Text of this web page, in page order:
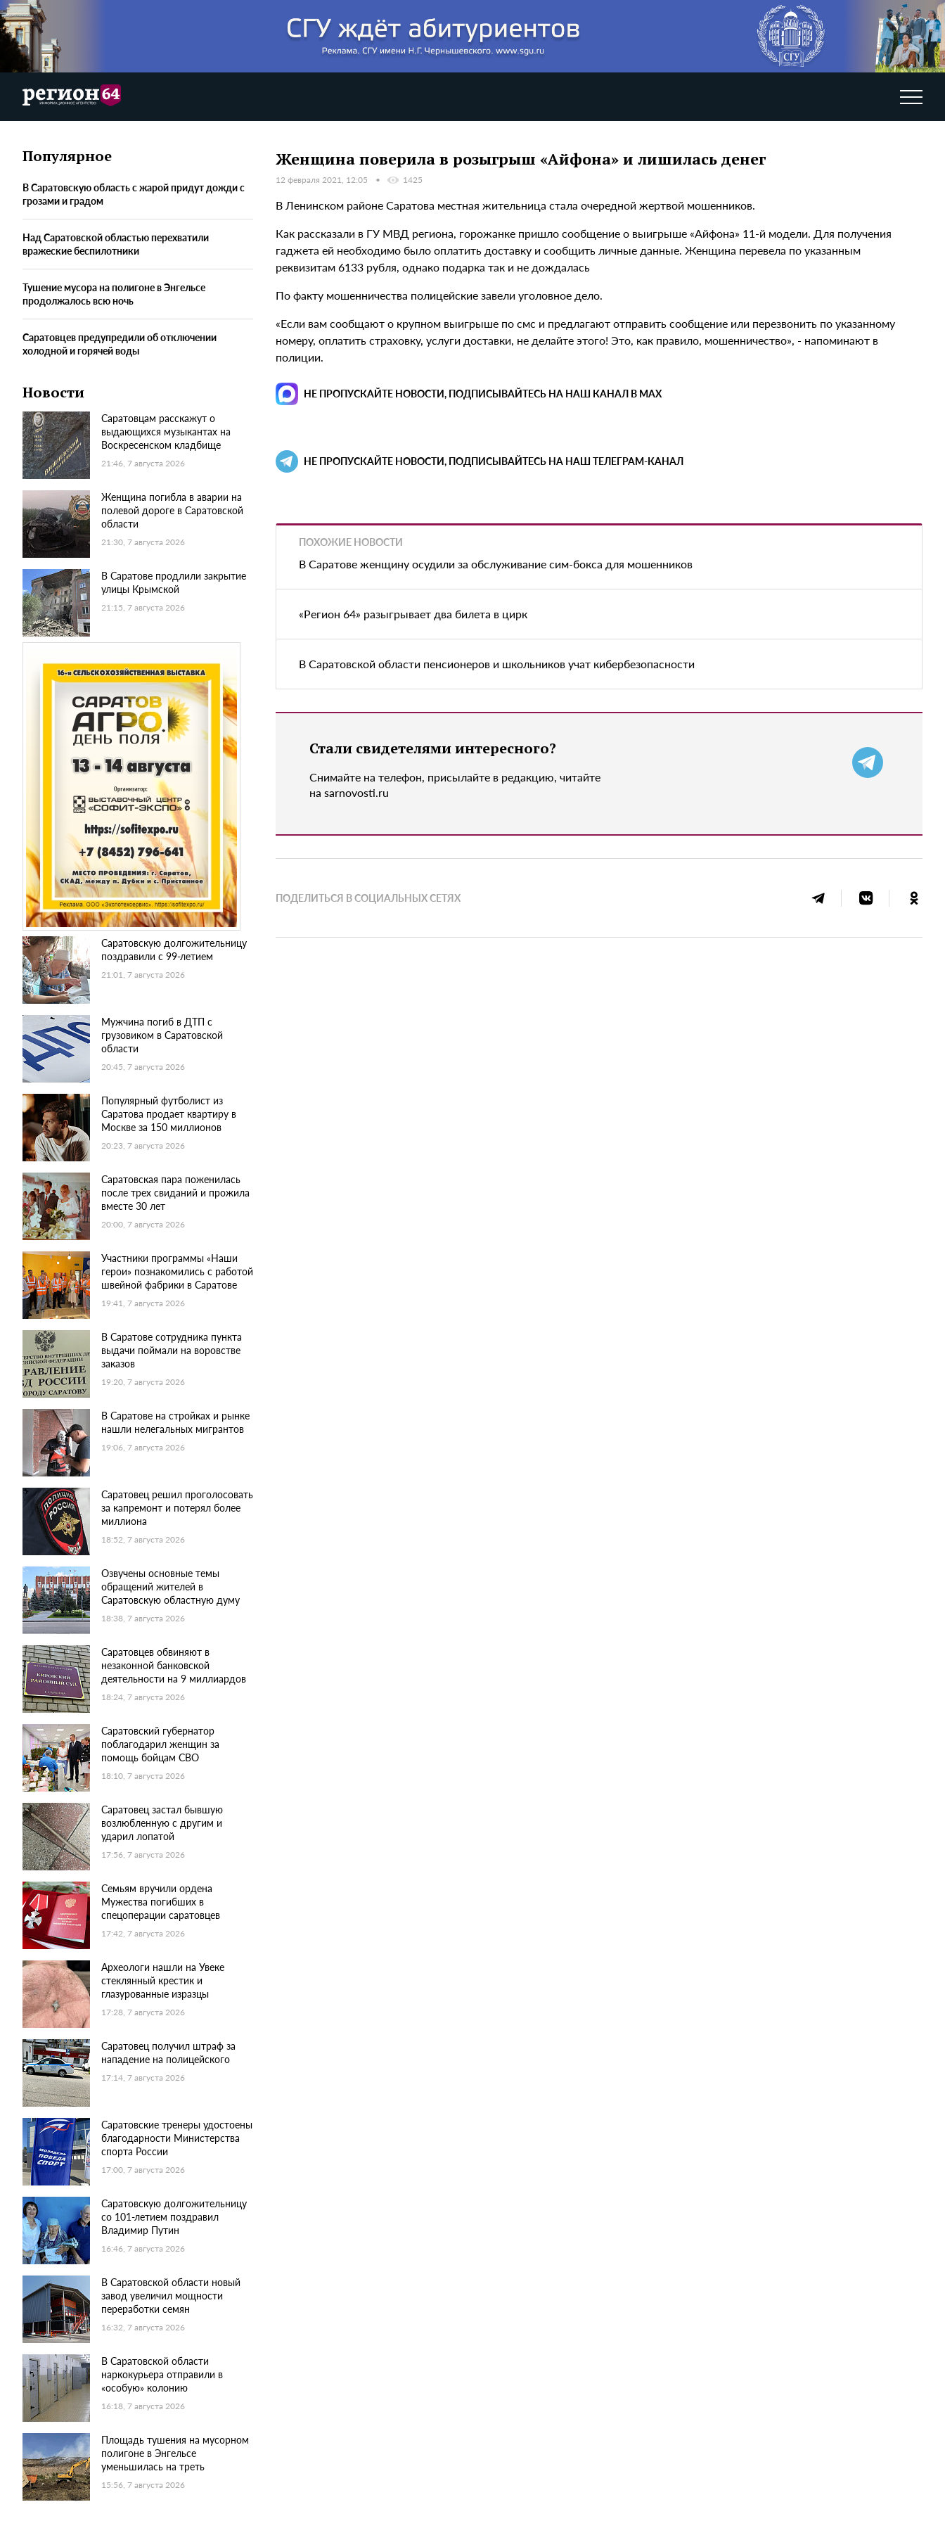
Популярное
В Саратовскую область с жарой придут дожди с
грозами и градом
Над Саратовской областью перехватили
вражеские беспилотники
Тушение мусора на полигоне в Энгельсе
продолжалось всю ночь
Саратовцев предупредили об отключении
холодной и горячей воды
Новости
Саратовцам расскажут о
выдающихся музыкантах на
Воскресенском кладбище
21:46, 7 августа 2026
Женщина погибла в аварии на
полевой дороге в Саратовской
области
21:30, 7 августа 2026
В Саратове продлили закрытие
улицы Крымской
21:15, 7 августа 2026
Саратовскую долгожительницу
поздравили с 99-летием
21:01, 7 августа 2026
Мужчина погиб в ДТП с
грузовиком в Саратовской
области
20:45, 7 августа 2026
Популярный футболист из
Саратова продает квартиру в
Москве за 150 миллионов
20:23, 7 августа 2026
Саратовская пара поженилась
после трех свиданий и прожила
вместе 30 лет
20:00, 7 августа 2026
Участники программы «Наши
герои» познакомились с работой
швейной фабрики в Саратове
19:41, 7 августа 2026
В Саратове сотрудника пункта
выдачи поймали на воровстве
заказов
19:20, 7 августа 2026
В Саратове на стройках и рынке
нашли нелегальных мигрантов
19:06, 7 августа 2026
Саратовец решил проголосовать
за капремонт и потерял более
миллиона
18:52, 7 августа 2026
Озвучены основные темы
обращений жителей в
Саратовскую областную думу
18:38, 7 августа 2026
Саратовцев обвиняют в
незаконной банковской
деятельности на 9 миллиардов
18:24, 7 августа 2026
Саратовский губернатор
поблагодарил женщин за
помощь бойцам СВО
18:10, 7 августа 2026
Саратовец застал бывшую
возлюбленную с другим и
ударил лопатой
17:56, 7 августа 2026
Семьям вручили ордена
Мужества погибших в
спецоперации саратовцев
17:42, 7 августа 2026
Археологи нашли на Увеке
стеклянный крестик и
глазурованные изразцы
17:28, 7 августа 2026
Саратовец получил штраф за
нападение на полицейского
17:14, 7 августа 2026
Саратовские тренеры удостоены
благодарности Министерства
спорта России
17:00, 7 августа 2026
Саратовскую долгожительницу
со 101-летием поздравил
Владимир Путин
16:46, 7 августа 2026
В Саратовской области новый
завод увеличил мощности
переработки семян
16:32, 7 августа 2026
В Саратовской области
наркокурьера отправили в
«особую» колонию
16:18, 7 августа 2026
Площадь тушения на мусорном
полигоне в Энгельсе
уменьшилась на треть
15:56, 7 августа 2026
Женщина поверила в розыгрыш «Айфона» и лишилась денег
12 февраля 2021, 12:05 1425
В Ленинском районе Саратова местная жительница стала очередной жертвой мошенников.
Как рассказали в ГУ МВД региона, горожанке пришло сообщение о выигрыше «Айфона» 11-й модели. Для получения
гаджета ей необходимо было оплатить доставку и сообщить личные данные. Женщина перевела по указанным
реквизитам 6133 рубля, однако подарка так и не дождалась
По факту мошенничества полицейские завели уголовное дело.
«Если вам сообщают о крупном выигрыше по смс и предлагают отправить сообщение или перезвонить по указанному
номеру, оплатить страховку, услуги доставки, не делайте этого! Это, как правило, мошенничество», - напоминают в
полиции.
НЕ ПРОПУСКАЙТЕ НОВОСТИ, ПОДПИСЫВАЙТЕСЬ НА НАШ КАНАЛ В MAX
НЕ ПРОПУСКАЙТЕ НОВОСТИ, ПОДПИСЫВАЙТЕСЬ НА НАШ ТЕЛЕГРАМ-КАНАЛ
ПОХОЖИЕ НОВОСТИ
В Саратове женщину осудили за обслуживание сим-бокса для мошенников
«Регион 64» разыгрывает два билета в цирк
В Саратовской области пенсионеров и школьников учат кибербезопасности
Стали свидетелями интересного?
Снимайте на телефон, присылайте в редакцию, читайте
на sarnovosti.ru
ПОДЕЛИТЬСЯ В СОЦИАЛЬНЫХ СЕТЯХ